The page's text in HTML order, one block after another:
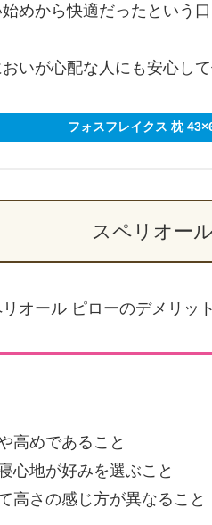
めから快適だったという口
いが心配な人にも安心して
フォスフレイクス 枕
スペリオー
オール ピローのデメリッ
高めであること
心地が好みを選ぶこと
高さの感じ方が異なること